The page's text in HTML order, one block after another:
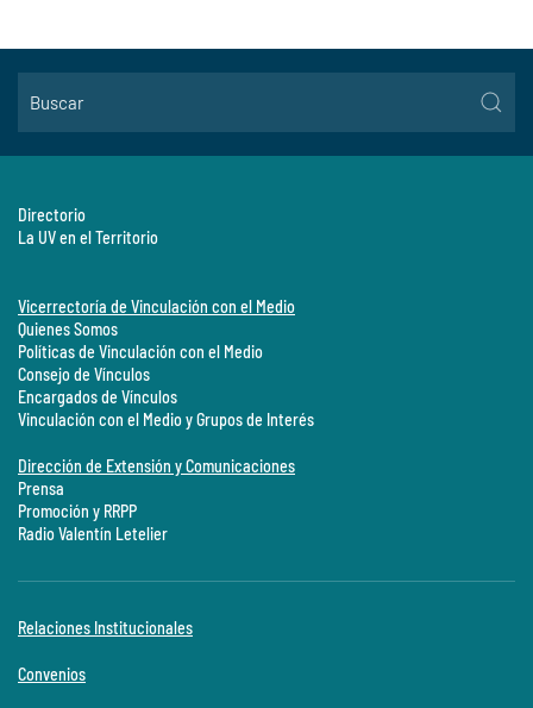
Directorio
La UV en el Territorio
Vicerrectoría de Vinculación con el Medio
Quienes Somos
Políticas de Vinculación con el Medio
Consejo de Vínculos
Encargados de Vínculos
Vinculación con el Medio y Grupos de Interés
Dirección de Extensión y Comunicaciones
Prensa
Promoción y RRPP
Radio Valentín Letelier
Relaciones Institucionales
Convenios